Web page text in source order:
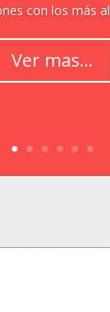
con los más
Ver mas...